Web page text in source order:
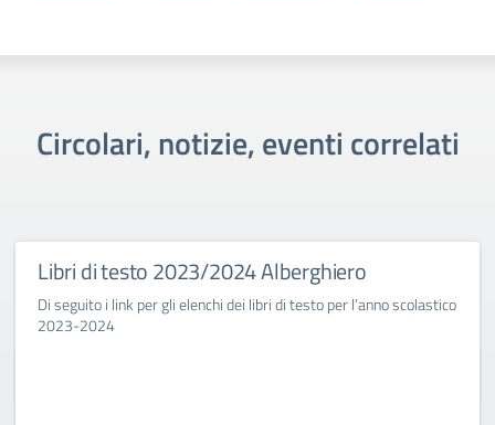
Circolari, notizie, eventi correlati
Libri di testo 2023/2024 Alberghiero
Di seguito i link per gli elenchi dei libri di testo per l’anno scolastico
2023-2024